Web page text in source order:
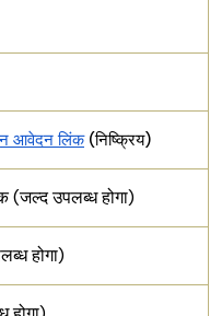
आवेदन लिंक(निष्क्रिय)
(जल्द उपलब्ध होगा)
होगा)